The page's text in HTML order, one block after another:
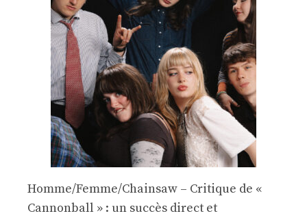
Homme/Femme/Chainsaw – Critique de «
Cannonball » : un succès direct et